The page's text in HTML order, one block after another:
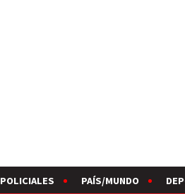
POLICIALES PAÍS/MUNDO